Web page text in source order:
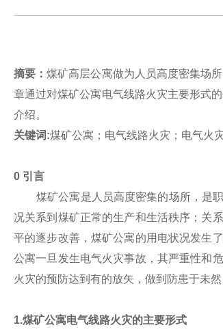
摘要：煤矿高层公寓做为人员高度密集场
章通过对煤矿公寓电气线路火灾主要形式
介绍。
关键词:煤矿公寓；电气线路火灾；电气火
0 引言
煤矿公寓是人员高度密集的场所，是职
况关系到煤矿正常的生产和生活秩序；关
平的逐步改善，煤矿公寓的用电状况发生
公寓一旦发生电气火灾事故，其严重性和
火灾的预防达到有的放矢，做到防患于未
1.煤矿公寓电气线路火灾的主要形式